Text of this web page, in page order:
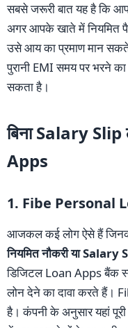
सबसे जरूरी बात यह है कि
अगर आपके खाते में नियमित
उसे आय का प्रमाण मान
पुरानी EMI समय पर भरने का
सकता है।
बिना Salary
Apps
1. Fibe Personal
आजकल कई लोग ऐसे हैं
नियमित नौकरी या Salary
डिजिटल Loan Apps बैंक
लोन देने का दावा करते हैं।
है। कंपनी के अनुसार यहां